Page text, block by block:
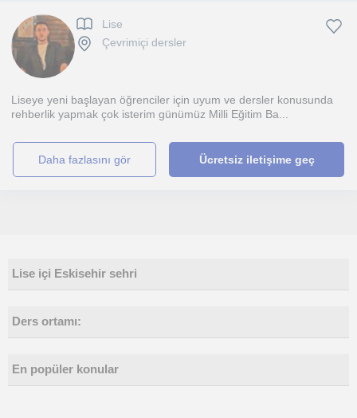
Lise
Çevrimiçi dersler
Liseye yeni başlayan öğrenciler için uyum ve dersler konusunda
rehberlik yapmak çok isterim günümüz Milli Eğitim Ba...
daha fazlasını gör Ücretsiz iletişime geç
Lise içi Eskisehir sehri
Ders ortamı:
En popüler konular